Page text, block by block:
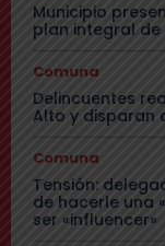
Municipio
plan integral
Comuna
Delincuentes
Alto y disparan
Comuna
Tensión:
de hacerle una
ser «influencer»